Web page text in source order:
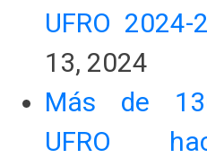
UFRO 2024-
13, 2024
Más de
UFRO